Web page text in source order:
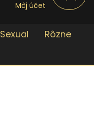
Môj účet
Sexual
Rôzne